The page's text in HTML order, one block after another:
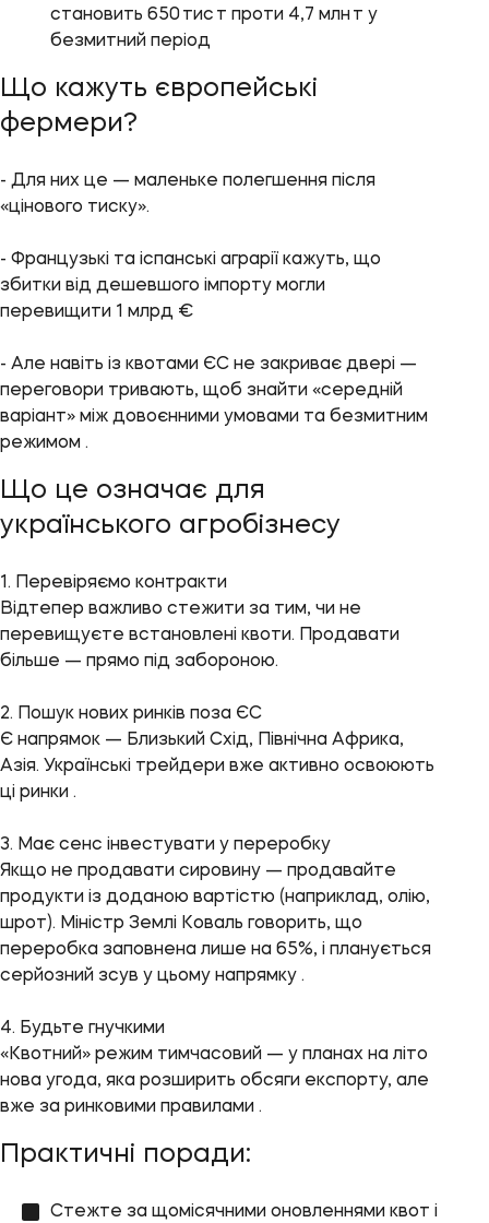
становить 650 тис т проти 4,7 млн т у
безмитний період
Що кажуть європейські
фермери?
- Для них це — маленьке полегшення після
«цінового тиску».
- Французькі та іспанські аграрії кажуть, що
збитки від дешевшого імпорту могли
перевищити 1 млрд €
- Але навіть із квотами ЄС не закриває двері —
переговори тривають, щоб знайти «середній
варіант» між довоєнними умовами та безмитним
режимом .
Що це означає для
українського агробізнесу
1. Перевіряємо контракти
Відтепер важливо стежити за тим, чи не
перевищуєте встановлені квоти. Продавати
більше — прямо під забороною.
2. Пошук нових ринків поза ЄС
Є напрямок — Близький Схід, Північна Африка,
Азія. Українські трейдери вже активно освоюють
ці ринки .
3. Має сенс інвестувати у переробку
Якщо не продавати сировину — продавайте
продукти із доданою вартістю (наприклад, олію,
шрот). Міністр Землі Коваль говорить, що
переробка заповнена лише на 65%, і планується
серйозний зсув у цьому напрямку .
4. Будьте гнучкими
«Квотний» режим тимчасовий — у планах на літо
нова угода, яка розширить обсяги експорту, але
вже за ринковими правилами .
Практичні поради:
Стежте за щомісячними оновленнями квот і